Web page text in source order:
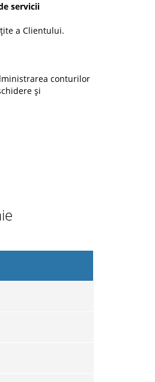
servicii
a Clientului.
conturilor
și